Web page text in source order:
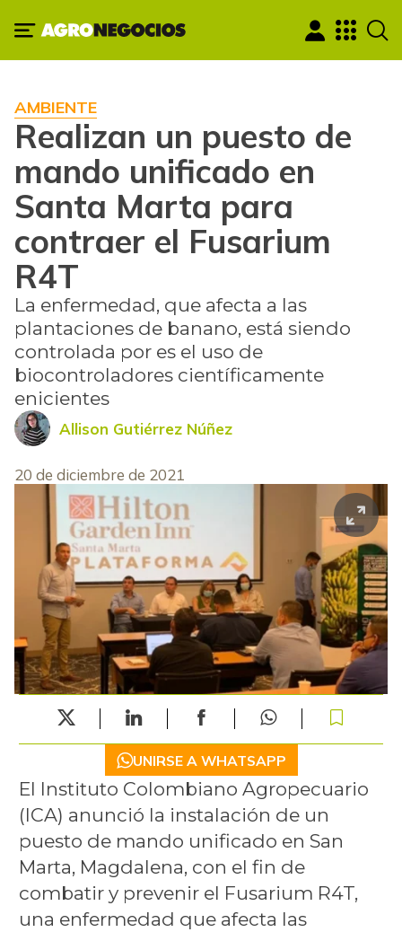
AMBIENTE
Realizan un puesto de
mando unificado en
Santa Marta para
contraer el Fusarium
R4T
La enfermedad, que afecta a las
plantaciones de banano, está siendo
controlada por es el uso de
biocontroladores científicamente
enicientes
Allison Gutiérrez Núñez
20 de diciembre de 2021
UNIRSE A WHATSAPP
El Instituto Colombiano Agropecuario
(ICA) anunció la instalación de un
puesto de mando unificado en San
Marta, Magdalena, con el fin de
combatir y prevenir el Fusarium R4T,
una enfermedad que afecta las